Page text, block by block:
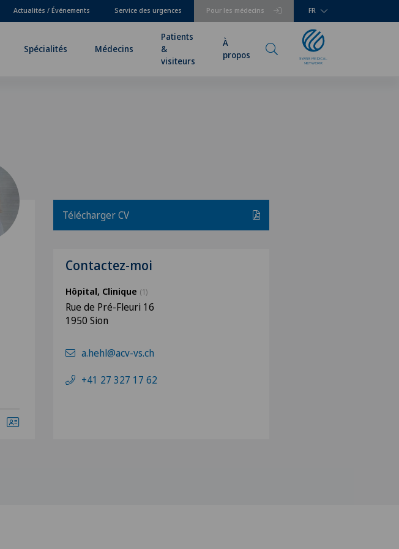
Pour les médecins
Actualités / Événements Service des urgences FR
Spécialités Médecins
Patients
&
visiteurs
À
propos
Télécharger CV
Contactez-moi
Hôpital, Clinique (1)
Rue de Pré-Fleuri 16
1950 Sion
a.hehl@acv-vs.ch
+41 27 327 17 62